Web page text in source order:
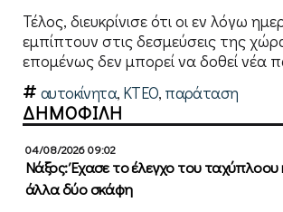
Τέλος, διευκρίνισε ότι οι εν λόγω
εμπίπτουν στις δεσμεύσεις της
επομένως δεν μπορεί να δοθεί νέα
αυτοκίνητα, ΚΤΕΟ, παράταση
ΔΗΜΟΦΙΛΗ
04/08/2026 09:02
Νάξος: Έχασε το έλεγχο του
άλλα δύο σκάφη